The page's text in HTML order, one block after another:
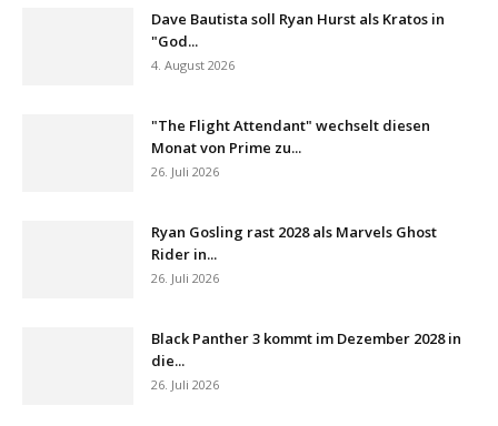
Dave Bautista soll Ryan Hurst als Kratos in
"God...
4. August 2026
"The Flight Attendant" wechselt diesen
Monat von Prime zu...
26. Juli 2026
Ryan Gosling rast 2028 als Marvels Ghost
Rider in...
26. Juli 2026
Black Panther 3 kommt im Dezember 2028 in
die...
26. Juli 2026